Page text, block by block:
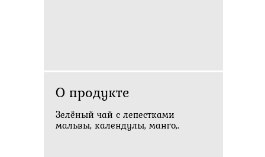
О продукте
Зелёный чай с лепестками
мальвы, календулы, манго,.